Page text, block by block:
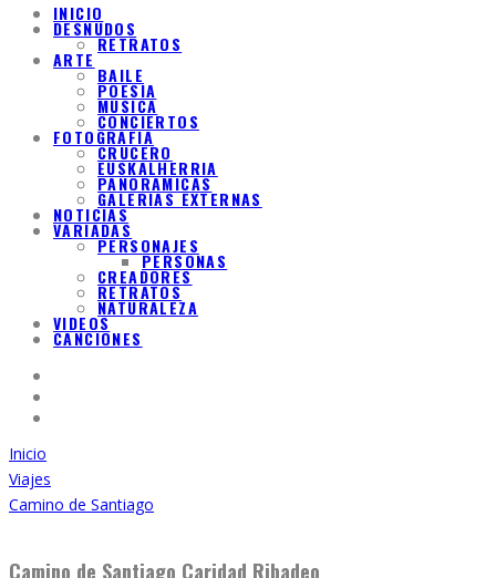
INICIO
DESNUDOS
RETRATOS
ARTE
BAILE
POESIA
MUSICA
CONCIERTOS
FOTOGRAFIA
CRUCERO
EUSKALHERRIA
PANORAMICAS
GALERIAS EXTERNAS
NOTICIAS
VARIADAS
PERSONAJES
PERSONAS
CREADORES
RETRATOS
NATURALEZA
VIDEOS
CANCIONES
Inicio
Viajes
Camino de Santiago
Camino de Santiago Caridad Ribadeo